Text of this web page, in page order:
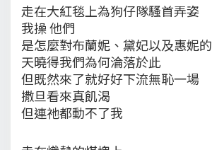
走在大紅毯上為狗仔隊騷首弄姿
我操 他們
是怎麼對布蘭妮、黛妃以及惠妮的
天曉得我們為何淪落於此
但既然來了就好好下流無恥一場
撒旦看來真飢渴
但連祂都動不了我